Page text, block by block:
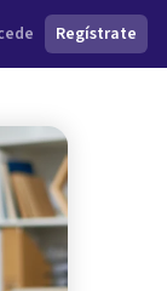
Regístrate